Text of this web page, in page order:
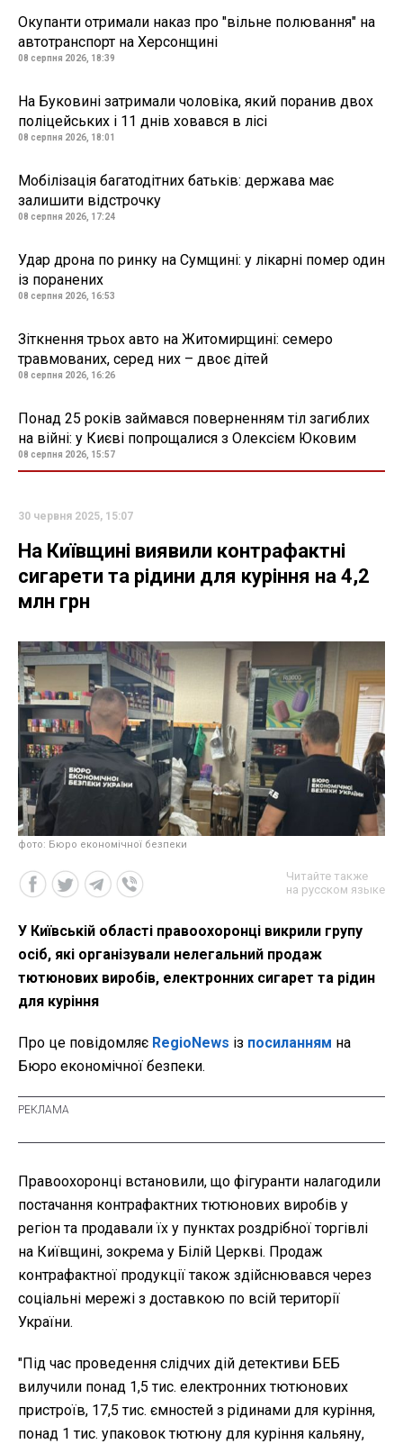
Окупанти отримали наказ про "вільне полювання" на
автотранспорт на Херсонщині
08 серпня 2026, 18:39
На Буковині затримали чоловіка, який поранив двох
поліцейських і 11 днів ховався в лісі
08 серпня 2026, 18:01
Мобілізація багатодітних батьків: держава має
залишити відстрочку
08 серпня 2026, 17:24
Удар дрона по ринку на Сумщині: у лікарні помер один
із поранених
08 серпня 2026, 16:53
Зіткнення трьох авто на Житомирщині: семеро
травмованих, серед них – двоє дітей
08 серпня 2026, 16:26
Понад 25 років займався поверненням тіл загиблих
на війні: у Києві попрощалися з Олексієм Юковим
08 серпня 2026, 15:57
30 червня 2025, 15:07
На Київщині виявили контрафактні
сигарети та рідини для куріння на 4,2
млн грн
фото: Бюро економічної безпеки
Читайте также
на русском языке
У Київській області правоохоронці викрили групу
осіб, які організували нелегальний продаж
тютюнових виробів, електронних сигарет та рідин
для куріння
Про це повідомляє RegioNews із посиланням на
Бюро економічної безпеки.
Правоохоронці встановили, що фігуранти налагодили
постачання контрафактних тютюнових виробів у
регіон та продавали їх у пунктах роздрібної торгівлі
на Київщині, зокрема у Білій Церкві. Продаж
контрафактної продукції також здійснювався через
соціальні мережі з доставкою по всій території
України.
"Під час проведення слідчих дій детективи БЕБ
вилучили понад 1,5 тис. електронних тютюнових
пристроїв, 17,5 тис. ємностей з рідинами для куріння,
понад 1 тис. упаковок тютюну для куріння кальяну,